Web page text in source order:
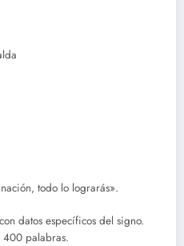
todo lo lograrás».
datos específicos del signo.
400 palabras.